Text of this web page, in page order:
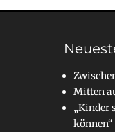
Mitten
„Kinder